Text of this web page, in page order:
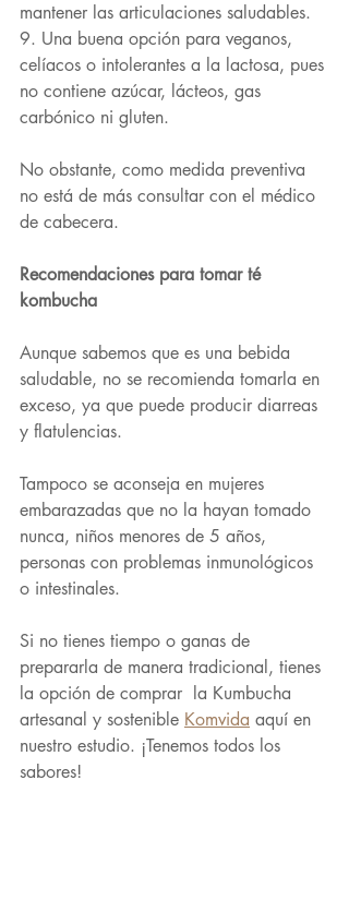
mantener las articulaciones saludables.
9. Una buena opción para veganos,
celíacos o intolerantes a la lactosa, pues
no contiene azúcar, lácteos, gas
carbónico ni gluten.
No obstante, como medida preventiva
no está de más consultar con el médico
de cabecera.
Recomendaciones para tomar té
kombucha
Aunque sabemos que es una bebida
saludable, no se recomienda tomarla en
exceso, ya que puede producir diarreas
y flatulencias.
Tampoco se aconseja en mujeres
embarazadas que no la hayan tomado
nunca, niños menores de 5 años,
personas con problemas inmunológicos
o intestinales.
Si no tienes tiempo o ganas de
prepararla de manera tradicional, tienes
la opción de comprar  la Kumbucha
artesanal y sostenible Komvida aquí en
nuestro estudio. ¡Tenemos todos los
sabores!